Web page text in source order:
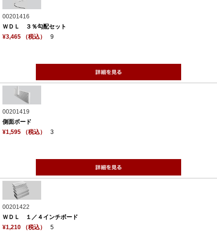
00201416
ＷＤＬ ３％勾配セット
¥3,465 （税込）
9
00201419
側面ボード
¥1,595 （税込）
3
00201422
ＷＤＬ １／４インチボード
¥1,210 （税込）
5